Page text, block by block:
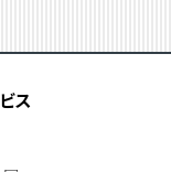
ス